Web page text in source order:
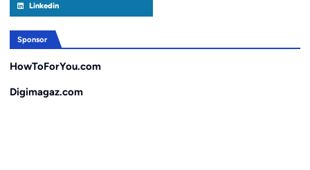
Linkedin
Sponsor
HowToForYou.com
Digimagaz.com